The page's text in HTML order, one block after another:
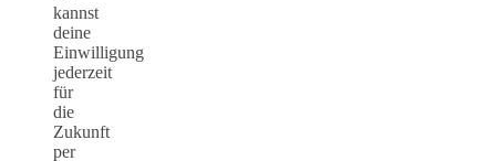
kannst
deine
Einwilligung
jederzeit
für
die
Zukunft
per